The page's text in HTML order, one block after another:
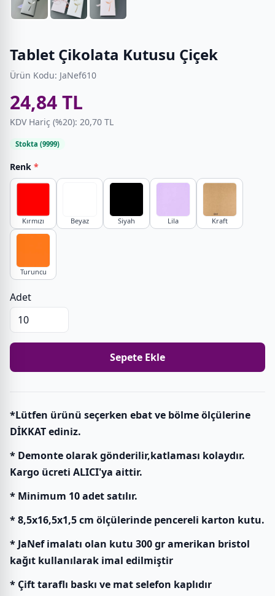
Tablet Çikolata Kutusu Çiçek
Ürün Kodu: JaNef610
24,84 TL
KDV Hariç (%20): 20,70 TL
Stokta (9999)
Renk *
Kırmızı Beyaz Siyah Lila Kraft
Turuncu
Adet
Sepete Ekle
*Lütfen ürünü seçerken ebat ve bölme ölçülerine
DİKKAT ediniz.
* Demonte olarak gönderilir,katlaması kolaydır.
Kargo ücreti ALICI'ya aittir.
* Minimum 10 adet satılır.
* 8,5x16,5x1,5 cm ölçülerinde pencereli karton kutu.
* JaNef imalatı olan kutu 300 gr amerikan bristol
kağıt kullanılarak imal edilmiştir
* Çift taraflı baskı ve mat selefon kaplıdır